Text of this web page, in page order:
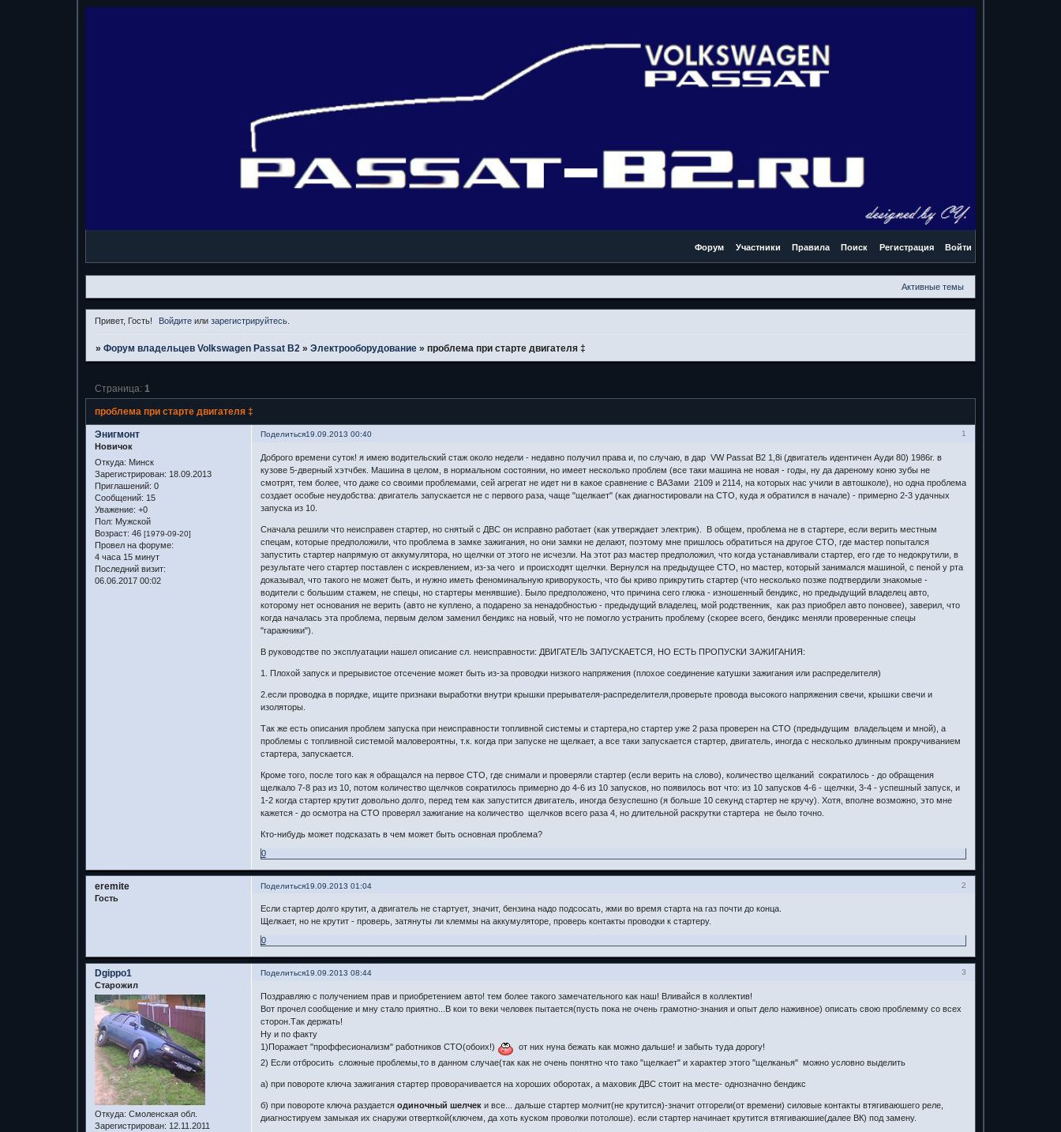
Форум Участники Правила Поиск Регистрация Войти
Активные темы
Привет, Гость! Войдите илизарегистрируйтесь.
» Форум владельцев Volkswagen Passat B2 » Электрооборудование » проблема при старте двигателя ‡
проблема при старте двигателя ‡
Страница: 1
Поделиться 1
19.09.2013 00:40
Энигмонт
Новичок
Откуда: Минск
Зарегистрирован: 18.09.2013
Приглашений: 0
Сообщений: 15
Уважение: +0
Пол: Мужской
Возраст: 46 [1979-09-20]
Провел на форуме:
4 часа 15 минут
Последний визит:
06.06.2017 00:02
Доброго времени суток! я имею водительский стаж около недели - недавно получил права и, по случаю, в дар VW Passat B2 1,8i (двигатель идентичен Ауди 80) 1986г. в
кузове 5-дверный хэтчбек. Машина в целом, в нормальном состоянии, но имеет несколько проблем (все таки машина не новая - годы, ну да дареному коню зубы не
смотрят, тем более, что даже со своими проблемами, сей агрегат не идет ни в какое сравнение с ВАЗами 2109 и 2114, на которых нас учили в автошколе), но одна проблема
создает особые неудобства: двигатель запускается не с первого раза, чаще "щелкает" (как диагностировали на СТО, куда я обратился в начале) - примерно 2-3 удачных
запуска из 10.
Сначала решили что неисправен стартер, но снятый с ДВС он исправно работает (как утверждает электрик). В общем, проблема не в стартере, если верить местным
спецам, которые предположили, что проблема в замке зажигания, но они замки не делают, поэтому мне пришлось обратиться на другое СТО, где мастер попытался
запустить стартер напрямую от аккумулятора, но щелчки от этого не исчезли. На этот раз мастер предположил, что когда устанавливали стартер, его где то недокрутили, в
результате чего стартер поставлен с искревлением, из-за чего и происходят щелчки. Вернулся на предыдущее СТО, но мастер, который занимался машиной, с пеной у рта
доказывал, что такого не может быть, и нужно иметь феноминальную криворукость, что бы криво прикрутить стартер (что несколько позже подтвердили знакомые -
водители с большим стажем, не спецы, но стартеры менявшие). Было предположено, что причина сего глюка - изношенный бендикс, но предыдущий владелец авто,
которому нет основания не верить (авто не куплено, а подарено за ненадобностью - предыдущий владелец, мой родственник, как раз приобрел авто поновее), заверил, что
когда началась эта проблема, первым делом заменил бендикс на новый, что не помогло устранить проблему (скорее всего, бендикс меняли проверенные спецы
"гаражники").
В руководстве по эксплуатации нашел описание сл. неисправности: ДВИГАТЕЛЬ ЗАПУСКАЕТСЯ, НО ЕСТЬ ПРОПУСКИ ЗАЖИГАНИЯ:
1. Плохой запуск и прерывистое отсечение может быть из-за проводки низкого напряжения (плохое соединение катушки зажигания или распределителя)
2.если проводка в порядке, ищите признаки выработки внутри крышки прерывателя-распределителя,проверьте провода высокого напряжения свечи, крышки свечи и
изоляторы.
Так же есть описания проблем запуска при неисправности топливной системы и стартера,но стартер уже 2 раза проверен на СТО (предыдущим владельцем и мной), а
проблемы с топливной системой маловероятны, т.к. когда при запуске не щелкает, а все таки запускается стартер, двигатель, иногда с несколько длинным прокручиванием
стартера, запускается.
Кроме того, после того как я обращался на первое СТО, где снимали и проверяли стартер (если верить на слово), количество щелканий сократилось - до обращения
щелкало 7-8 раз из 10, потом количество щелчков сократилось примерно до 4-6 из 10 запусков, но появилось вот что: из 10 запусков 4-6 - щелчки, 3-4 - успешный запуск, и
1-2 когда стартер крутит довольно долго, перед тем как запустится двигатель, иногда безуспешно (я больше 10 секунд стартер не кручу). Хотя, вполне возможно, это мне
кажется - до осмотра на СТО проверял зажигание на количество щелчков всего раза 4, но длительной раскрутки стартера не было точно.
Кто-нибудь может подсказать в чем может быть основная проблема?
0
Поделиться 2
19.09.2013 01:04
eremite
Гость
Если стартер долго крутит, а двигатель не стартует, значит, бензина надо подсосать, жми во время старта на газ почти до конца.
Щелкает, но не крутит - проверь, затянуты ли клеммы на аккумуляторе, проверь контакты проводки к стартеру.
0
Поделиться 3
19.09.2013 08:44
Dgippo1
Старожил
Откуда: Смоленская обл.
Зарегистрирован: 12.11.2011
Поздравляю с получением прав и приобретением авто! тем более такого замечательного как наш! Вливайся в коллектив!
Вот прочел сообщение и мну стало приятно...В кои то веки человек пытается(пусть пока не очень грамотно-знания и опыт дело наживное) описать свою проблемму со всех
сторон.Так держать!
Ну и по факту
1)Поражает "проффесионализм" работников СТО(обоих!)
от них нуна бежать как можно дальше! и забыть туда дорогу!
2) Если отбросить сложные проблемы,то в данном случае(так как не очень понятно что тако "щелкает" и характер этого "щелканья" можно условно выделить
а) при повороте ключа зажигания стартер проворачивается на хороших оборотах, а маховик ДВС стоит на месте- однозначно бендикс
б) при повороте ключа раздается одиночный шелчеки все... дальше стартер молчит(не крутится)-значит отгорели(от времени) силовые контакты втягиваюшего реле,
диагностируем замыкая их снаружи отверткой(ключем, да хоть куском проволки потолоше). если стартер начинает крутится втягиваюшие(далее ВК) под замену.